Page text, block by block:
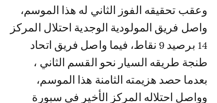
وعقب تحقيقه الفوز الثاني له هذا الموسم،
واصل فريق المولودية الوجدية احتلال المركز
14 برصيد 9 نقاط، فيما واصل فريق اتحاد
طنجة طريقه السيار نحو القسم الثاني ،
بعدما حصد هزيمته الثامنة هذا الموسم،
وواصل احتلاله المركز الأخير في سبورة